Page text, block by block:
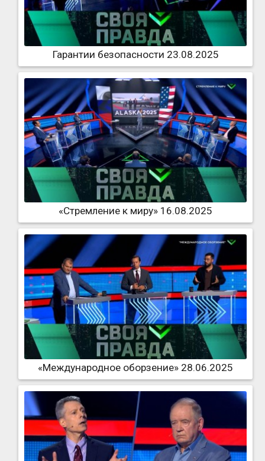
Гарантии безопасности 23.08.2025
«Стремление к миру» 16.08.2025
«Международное оборзение» 28.06.2025